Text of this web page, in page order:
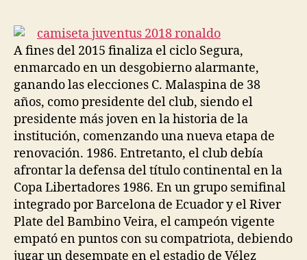
A fines del 2015 finaliza el ciclo Segura,
enmarcado en un desgobierno alarmante,
ganando las elecciones C. Malaspina de 38
años, como presidente del club, siendo el
presidente más joven en la historia de la
institución, comenzando una nueva etapa de
renovación. 1986. Entretanto, el club debía
afrontar la defensa del título continental en la
Copa Libertadores 1986. En un grupo semifinal
integrado por Barcelona de Ecuador y el River
Plate del Bambino Veira, el campeón vigente
empató en puntos con su compatriota, debiendo
jugar un desempate en el estadio de Vélez